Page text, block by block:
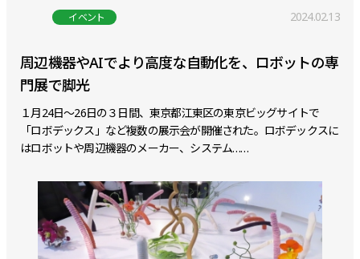
イベント 2024.02.13
周辺機器やAIでより高度な自動化を、ロボットの専
門展で脚光
１月24日～26日の３日間、東京都江東区の東京ビッグサイトで
「ロボデックス」など複数の展示会が開催された。ロボデックスに
はロボットや周辺機器のメーカー、システム……